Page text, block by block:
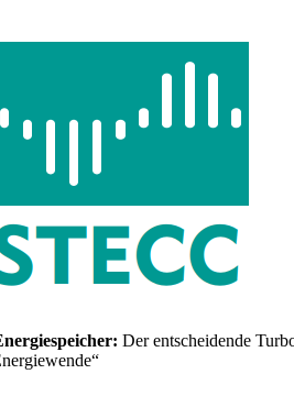
Der entscheidende